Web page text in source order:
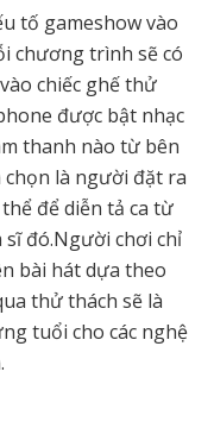
tố gameshow vào
chương trình sẽ có
chiếc ghế thử
được bật nhạc
thanh nào từ bên
là người đặt ra
để diễn tả ca từ
sĩ đó.Người chơi chỉ
bài hát dựa theo
thử thách sẽ là
tuổi cho các nghệ